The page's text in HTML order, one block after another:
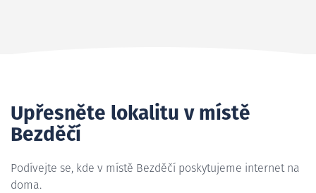
Upřesněte lokalitu v místě
Bezděčí
Podívejte se, kde v místě Bezděčí poskytujeme internet na
doma.